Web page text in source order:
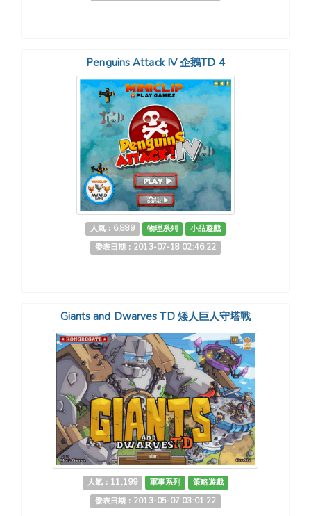
Penguins Attack IV 企鵝TD 4
人氣：6,889 物理系列
小品遊戲
發表日期：2013-07-18 02:46:22
Giants and Dwarves TD 矮人巨人守塔戰
人氣：11,199 軍事系列
策略遊戲
發表日期：2013-05-07 03:01:22